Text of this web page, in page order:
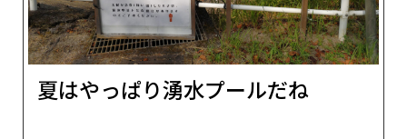
夏はやっぱり湧水プールだね